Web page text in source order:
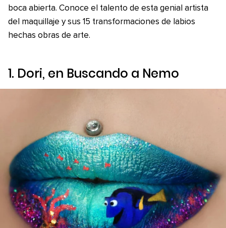
boca abierta. Conoce el talento de esta genial artista
del maquillaje y sus 15 transformaciones de labios
hechas obras de arte.
1. Dori, en Buscando a Nemo